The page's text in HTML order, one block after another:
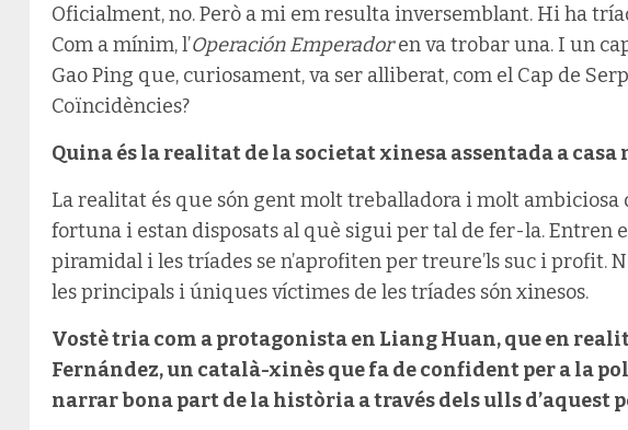
Oficialment, no. Però a mi em resulta inversemblant. Hi ha
Com a mínim, l’Operación Emperadoren va trobar una. I un
Gao Ping que, curiosament, va ser alliberat, com el Cap de
Coïncidències?
Quina és la realitat de la societat xinesa assentada a casa
La realitat és que són gent molt treballadora i molt ambiciosa
fortuna i estan disposats al què sigui per tal de fer-la. Entren
piramidal i les tríades se n’aprofiten per treure’ls suc i profit.
les principals i úniques víctimes de les tríades són xinesos.
Vostè tria com a protagonista en Liang Huan, que en
Fernández, un català-xinès que fa de confident per a la
narrar bona part de la història a través dels ulls d’aquest